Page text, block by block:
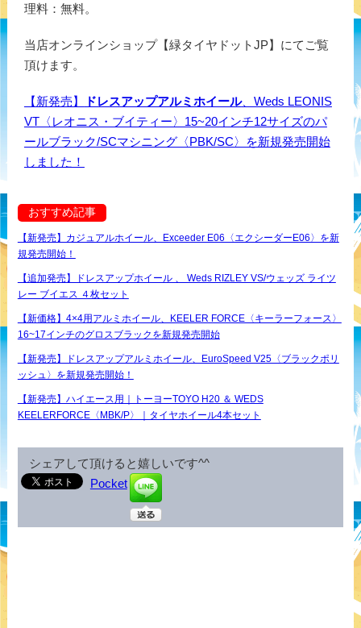
理料：無料。
当店オンラインショップ【緑タイヤドットJP】にてご覧
頂けます。
【新発売】 ドレスアップアルミホイール、Weds LEONIS
VT〈レオニス・ブイティー〉15~20インチ12サイズのパ
ールブラック/SCマシニング〈PBK/SC〉を新規発売開始
しました！
おすすめ記事
【新発売】カジュアルホイール、Exceeder E06〈エクシーダーE06〉を新
規発売開始！
【追加発売】ドレスアップホイール 、 Weds RIZLEY VS/ウェッズ ライツ
レー ブイエス ４枚セット
【新価格】4×4用アルミホイール、KEELER FORCE〈キーラーフォース〉
16~17インチのグロスブラックを新規発売開始
【新発売】ドレスアップアルミホイール、EuroSpeed V25〈ブラックポリ
ッシュ〉を新規発売開始！
【新発売】ハイエース用｜トーヨーTOYO H20 ＆ WEDS
KEELERFORCE〈MBK/P〉｜タイヤホイール4本セット
シェアして頂けると嬉しいです^^
Pocket